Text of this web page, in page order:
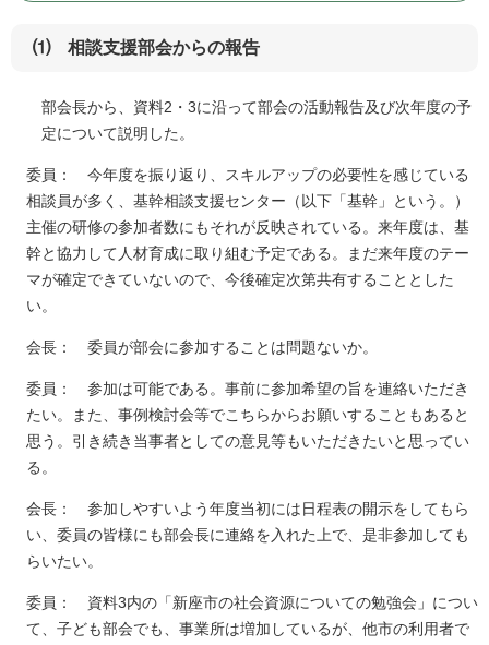
⑴ 相談支援部会からの報告
部会長から、資料2・3に沿って部会の活動報告及び次年度の予
定について説明した。
委員： 今年度を振り返り、スキルアップの必要性を感じている
相談員が多く、基幹相談支援センター（以下「基幹」という。）
主催の研修の参加者数にもそれが反映されている。来年度は、基
幹と協力して人材育成に取り組む予定である。まだ来年度のテー
マが確定できていないので、今後確定次第共有することとした
い。
会長： 委員が部会に参加することは問題ないか。
委員： 参加は可能である。事前に参加希望の旨を連絡いただき
たい。また、事例検討会等でこちらからお願いすることもあると
思う。引き続き当事者としての意見等もいただきたいと思ってい
る。
会長： 参加しやすいよう年度当初には日程表の開示をしてもら
い、委員の皆様にも部会長に連絡を入れた上で、是非参加しても
らいたい。
委員： 資料3内の「新座市の社会資源についての勉強会」につい
て、子ども部会でも、事業所は増加しているが、他市の利用者で